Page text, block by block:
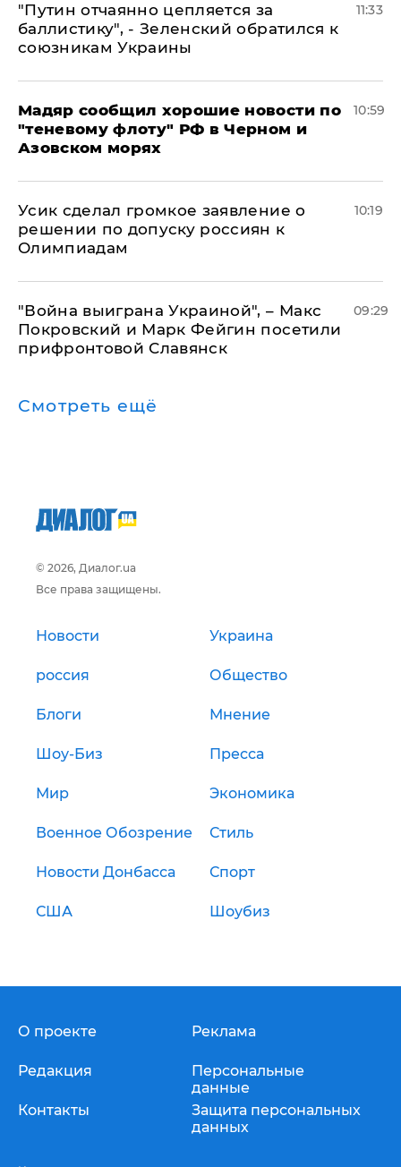
"Путин отчаянно цепляется за
баллистику", - Зеленский обратился к
союзникам Украины
11:33
Мадяр сообщил хорошие новости по
"теневому флоту" РФ в Черном и
Азовском морях
10:59
Усик сделал громкое заявление о
решении по допуску россиян к
Олимпиадам
10:19
"Война выиграна Украиной", – Макс
Покровский и Марк Фейгин посетили
прифронтовой Славянск
09:29
Смотреть ещё
© 2026, Диалог.ua
Все права защищены.
Новости Украина
россия Общество
Блоги Мнение
Шоу-Биз Пресса
Мир Экономика
Военное Обозрение Стиль
Новости Донбасса Спорт
США Шоубиз
О проекте
Редакция
Контакты
Реклама
Персональные
данные
Защита персональных
данных